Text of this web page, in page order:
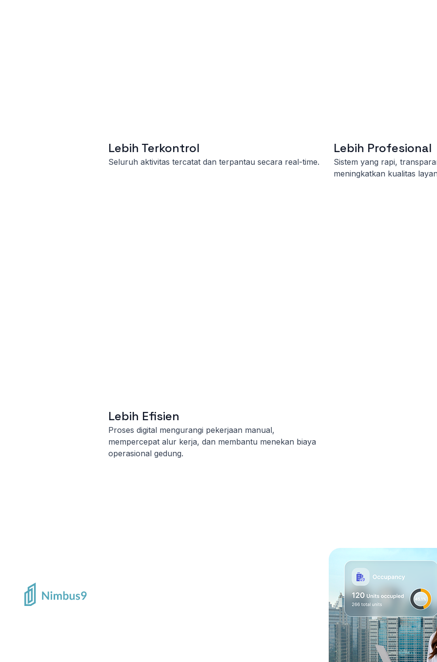
Lebih Terkontrol
Seluruh aktivitas tercatat dan terpantau secara real-time.
Lebih Efisien
Proses digital mengurangi pekerjaan manual,
mempercepat alur kerja, dan membantu menekan biaya
operasional gedung.
Lebih Profesional
Sistem yang rapi,
meningkatkan kualitas